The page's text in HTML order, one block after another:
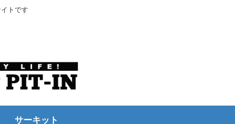
トです
サーキット